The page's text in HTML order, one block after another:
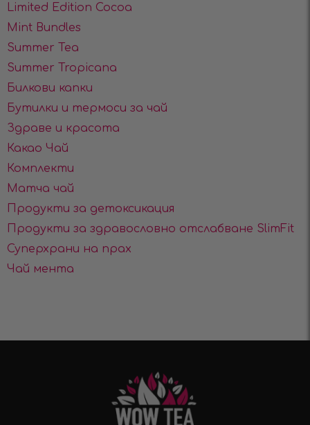
Limited Edition Cocoa
Mint Bundles
Summer Tea
Summer Tropicana
Билкови капки
Бутилки и термоси за чай
Здраве и красота
Какао Чай
Комплекти
Матча чай
Продукти за детоксикация
Продукти за здравословно отслабване SlimFit
Суперхрани на прах
Чай мента